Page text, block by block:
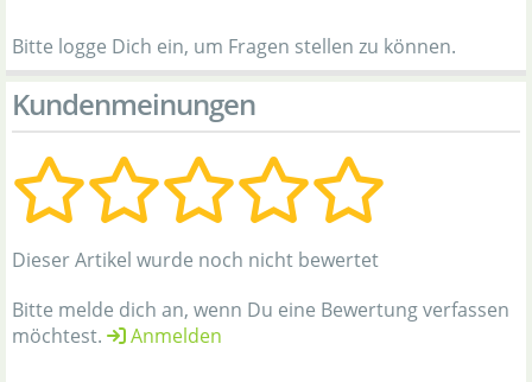
Bitte logge Dich ein, um Fragen stellen zu können.
Kundenmeinungen
Dieser Artikel wurde noch nicht bewertet
Bitte melde dich an, wenn Du eine Bewertung verfassen
möchtest.
Anmelden